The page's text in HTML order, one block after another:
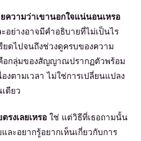
วามว่าเขานอกใจแน่นอนเหรอ
ย่างอาจมีคำอธิบายที่ไม่เป็นไร
ยดไปจนถึงช่วงดูครบของความ
อกลุ่มของสัญญาณปรากฏตัวพร้อม
งตามเวลา ไม่ใช่การเปลี่ยนแปลง
ดียว
รงเลยเหรอ ใช่ แต่วิธีที่เธอถามนั้น
ละอยากรู้อยากเห็นเกี่ยวกับการ